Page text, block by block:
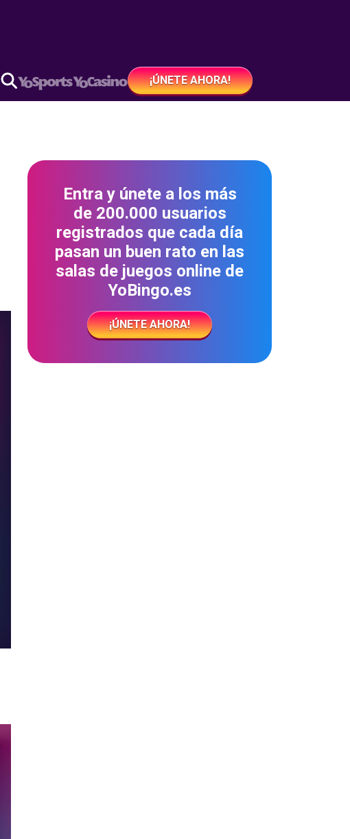
¡ÚNETE AHORA!
Entra y únete a los más
de 200.000 usuarios
registrados que cada día
pasan un buen rato en las
salas de juegos online de
YoBingo.es
¡ÚNETE AHORA!